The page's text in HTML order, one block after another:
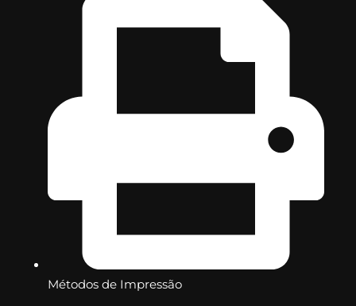
Métodos de Impressão